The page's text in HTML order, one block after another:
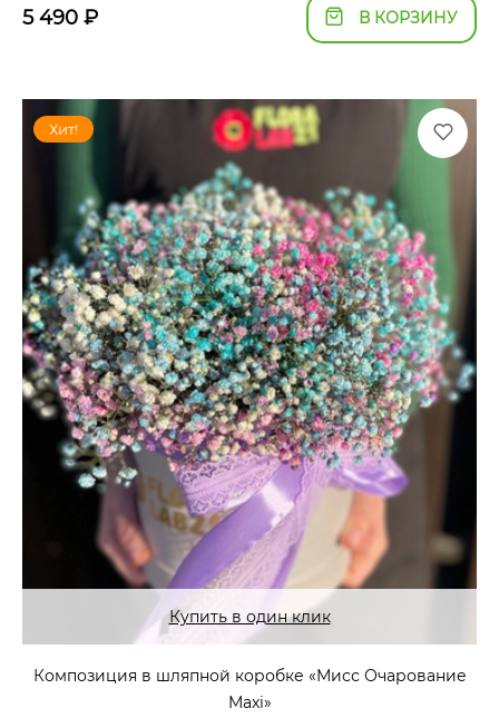
5 490 ₽ В КОРЗИНУ
Хит!
Купить в один клик
Композиция в шляпной коробке «Мисс Очарование
Maxi»